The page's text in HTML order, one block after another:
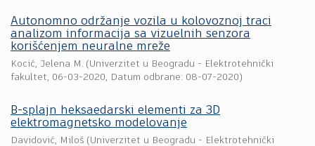
Autonomno održanje vozila u kolovoznoj traci
analizom informacija sa vizuelnih senzora
korišćenjem neuralne mreže
Kocić, Jelena M. (Univerzitet u Beogradu - Elektrotehnički
fakultet, 06-03-2020, Datum odbrane: 08-07-2020)
B-splajn heksaedarski elementi za 3D
elektromagnetsko modelovanјe
Davidović, Miloš (Univerzitet u Beogradu - Elektrotehnički